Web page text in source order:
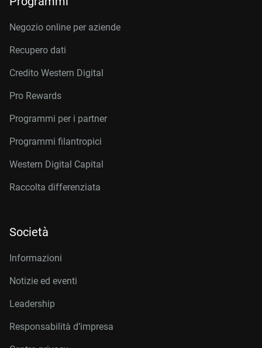
Negozio online per aziende
Recupero dati
Credito Western Digital
Pro Rewards
Programmi per i partner
Programmi filantropici
Western Digital Capital
Raccolta differenziata
Società
Informazioni
Notizie ed eventi
Leadership
Responsabilità d’impresa